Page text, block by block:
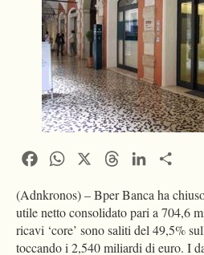
FacebookWhatsApp ThreadsLinkedIn
(Adnkronos) – Bper Banca ha
utile netto consolidato pari a 704,6
ricavi ‘core’ sono saliti del 49,5%
toccando i 2,540 miliardi di euro. I